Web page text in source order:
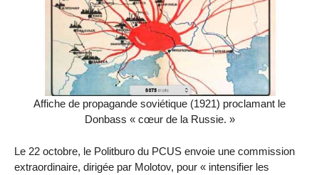
Affiche de propagande soviétique (1921) proclamant le
Donbass « cœur de la Russie. »
Le 22 octobre, le Politburo du PCUS envoie une commission
extraordinaire, dirigée par Molotov, pour « intensifier les